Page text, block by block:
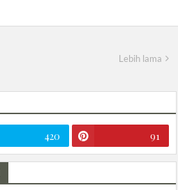
Lebih lama
420 91